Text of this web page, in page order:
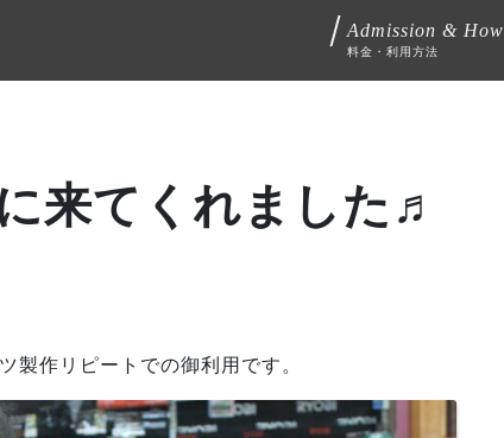
料金・利用方法
Admission & How
来てくれました♬
製作リピートでの御利用です。